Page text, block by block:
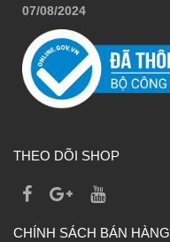
07/08/2024
THEO DÕI SHOP
CHÍNH SÁCH BÁN HÀNG